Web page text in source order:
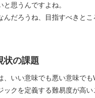
思うんですよね。
んだろうね、目指すべきとこ
状の課題
、いい意味でも悪い意味で
ックを定義する難易度が高